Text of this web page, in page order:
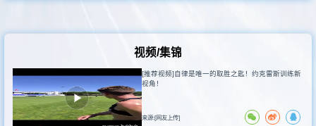
视频/集锦
[推荐视频]自律是唯一的取胜之匙！约克雷斯训练新
视角！
来源:[网友上传]